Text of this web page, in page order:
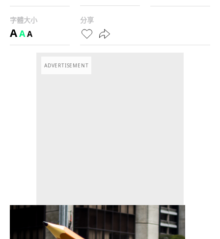
字體大小
AAA
分享
ADVERTISEMENT